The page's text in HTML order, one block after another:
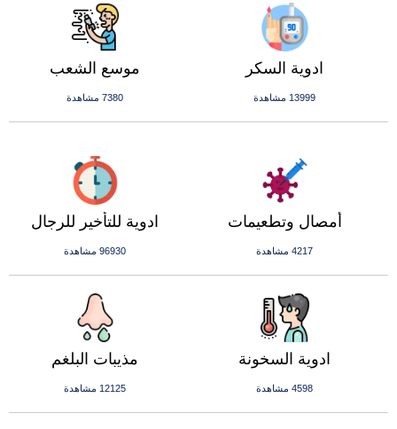
موسع الشعب
7380 مشاهدة
ادوية السكر
13999 مشاهدة
ادوية للتأخير للرجال
96930 مشاهدة
أمصال وتطعيمات
4217 مشاهدة
مذيبات البلغم
12125 مشاهدة
ادوية السخونة
4598 مشاهدة